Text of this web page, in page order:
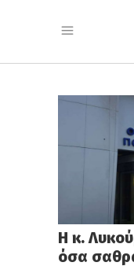
Η κ.
όσα